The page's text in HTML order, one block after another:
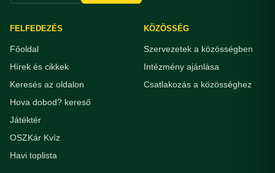
FELFEDEZÉS
Főoldal
Hírek és cikkek
Keresés az oldalon
Hova dobod? kereső
Játéktér
OSZKár Kvíz
Havi toplista
KÖZÖSSÉG
Szervezetek a közösségben
Intézmény ajánlása
Csatlakozás a közösséghez